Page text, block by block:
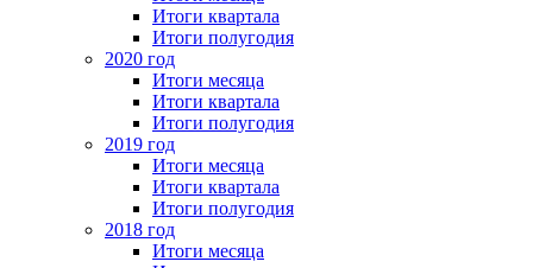
Итоги квартала
Итоги полугодия
2020 год
Итоги месяца
Итоги квартала
Итоги полугодия
2019 год
Итоги месяца
Итоги квартала
Итоги полугодия
2018 год
Итоги месяца